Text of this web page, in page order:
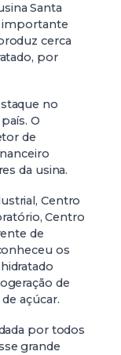
Santa
importante
cerca
por
no
O
de
da usina.
Centro
Centro
de
os
de
açúcar.
por todos
grande